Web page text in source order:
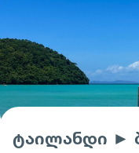
ტაილანდი ►